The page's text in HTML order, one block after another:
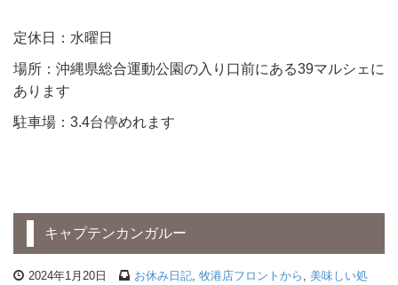
定休日：水曜日
場所：沖縄県総合運動公園の入り口前にある39マルシェに
あります
駐車場：3.4台停めれます
キャプテンカンガルー
2024年1月20日 お休み日記 牧港店フロントから
美味しい処